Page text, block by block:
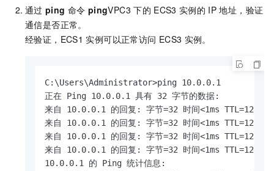
通过 ping 命令 pingVPC3 下的 ECS3 实例的 IP 地址，验证
通信是否正常。
经验证，ECS1 实例可以正常访问 ECS3 实例。
C:\Users\Administrator>ping 10.0.0.1
正在 Ping 10.0.0.1 具有 32 字节的数据:
来自 10.0.0.1 的回复: 字节=32 时间<1ms TTL=128
来自 10.0.0.1 的回复: 字节=32 时间<1ms TTL=128
来自 10.0.0.1 的回复: 字节=32 时间<1ms TTL=128
来自 10.0.0.1 的回复: 字节=32 时间<1ms TTL=128
10.0.0.1 的 Ping 统计信息: